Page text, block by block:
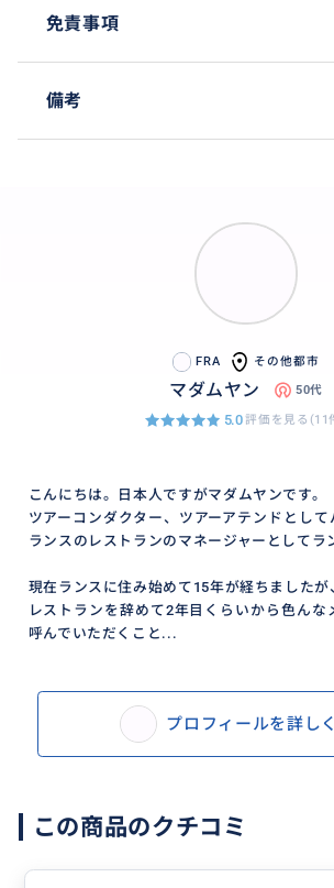
免責事項
備考
FRA その他都市
マダムヤン 50代
5.0評価を見る(11
こんにちは。日本人ですがマダムヤンです。
ツアーコンダクター、ツアーアテンドとし
ランスのレストランのマネージャーとしてラ
現在ランスに住み始めて15年が経ちましたが
レストランを辞めて2年目くらいから色んな
呼んでいただくこと...
プロフィールを詳し
この商品のクチコミ